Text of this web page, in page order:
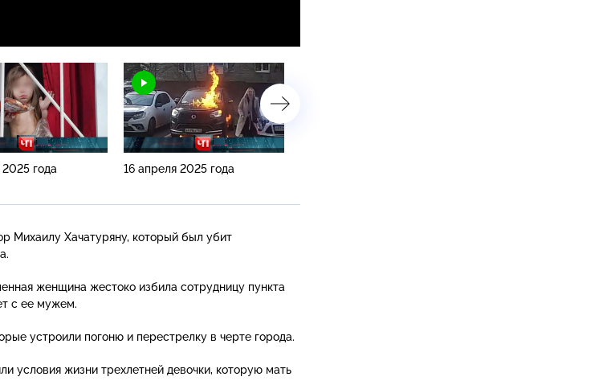
2025 года 16 апреля 2025 года
Михаилу Хачатуряну, который был убит
женщина жестоко избила сотрудницу пункта
с ее мужем.
устроили погоню и перестрелку в черте города.
условия жизни трехлетней девочки, которую мать